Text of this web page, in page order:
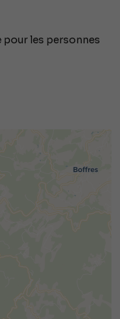
les personnes